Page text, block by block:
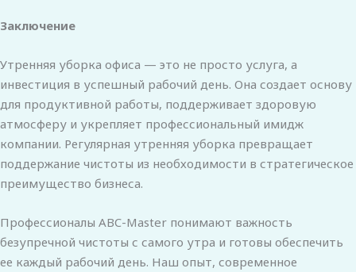
Заключение
Утренняя уборка офиса — это не просто услуга, а
инвестиция в успешный рабочий день. Она создает основу
для продуктивной работы, поддерживает здоровую
атмосферу и укрепляет профессиональный имидж
компании. Регулярная утренняя уборка превращает
поддержание чистоты из необходимости в стратегическое
преимущество бизнеса.
Профессионалы ABC-Master понимают важность
безупречной чистоты с самого утра и готовы обеспечить
ее каждый рабочий день. Наш опыт, современное